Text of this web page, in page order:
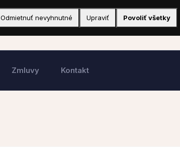
Zmluvy Kontakt
Odmietnuť nevyhnutné Upraviť Povoliť všetky